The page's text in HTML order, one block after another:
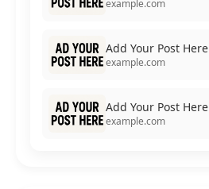
example.com
Add Your Post Here
example.com
Add Your Post Here
example.com